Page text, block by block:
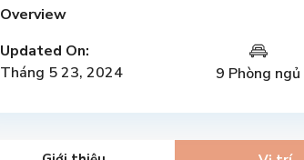
Overview
Updated On:
Tháng 5 23, 2024
9 Phòng ngủ